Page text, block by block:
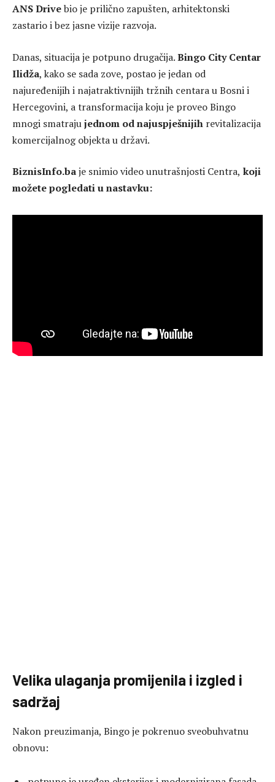
ANS Drivebio je prilično zapušten, arhitektonski
zastario i bez jasne vizije razvoja.
Danas, situacija je potpuno drugačija.Bingo City Centar
Ilidža, kako se sada zove, postao je jedan od
najuređenijih i najatraktivnijih tržnih centara u Bosni i
Hercegovini, a transformacija koju je proveo Bingo
mnogi smatrajujednom od najuspješnijih revitalizacija
komercijalnog objekta u državi.
BiznisInfo.baje snimio video unutrašnjosti Centra, koji
možete pogledati u nastavku:
Velika ulaganja promijenila i izgled i
sadržaj
Nakon preuzimanja, Bingo je pokrenuo sveobuhvatnu
obnovu: